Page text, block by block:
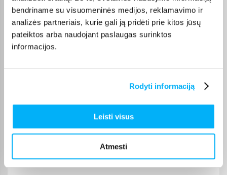
bendriname su visuomeninės medijos, reklamavimo ir
analizės partneriais, kurie gali ją pridėti prie kitos jūsų
pateiktos arba naudojant paslaugas surinktos
informacijos.
Rodyti informaciją
Leisti visus
Atmesti
patogiai planuojant išlaidas. Užsakymus pristatome visoje
Lietuvoje: pristatymas į paštomatus kainuoja nuo 2,29 €, o
perkant nuo 499 € į paštomatą pristatoma nemokamai.
Kurjerio pristatymo kaina prasideda nuo 2,99 €. Jei prekė yra
sandėlyje, ją įprastai pristatome per 1–2 darbo dienas, o tikslų
galite rinktis jums patogiausią gavimo būdą: pristatymą į